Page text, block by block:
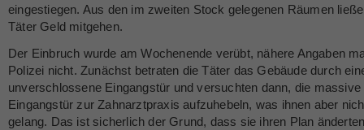
eingestiegen. Aus den im zweiten Stock gelegenen Räumen
Täter Geld mitgehen.
Der Einbruch wurde am Wochenende verübt, nähere Angaben
Polizei nicht. Zunächst betraten die Täter das Gebäude durch
unverschlossene Eingangstür und versuchten dann, die massive
Eingangstür zur Zahnarztpraxis aufzuhebeln, was ihnen aber
gelang. Das ist sicherlich der Grund, dass sie ihren Plan